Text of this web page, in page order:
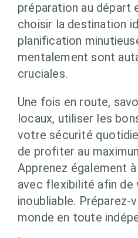
préparation au départ
choisir la destination
planification
mentalement sont
cruciales.
Une fois en route,
locaux, utiliser les
votre sécurité
de profiter au
Apprenez également
avec flexibilité afin de
inoubliable. Préparez-
monde en toute